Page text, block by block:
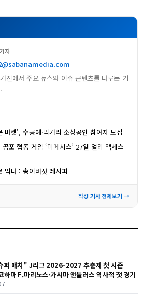
기자
진에서 주요 뉴스와 이슈 콘텐츠를 다루는 기
마켓’, 수공예·먹거리 소상공인 참여자 모집
포 협동 게임 ‘미메시스’ 27일 얼리 액세스
먹다 : 송이버섯 레시피
작성 기사 전체보기 →
퍼 매치" J리그 2026-2027 추춘제 첫 시즌
하마 F.마리노스·가시마 앤틀러스 역사적 첫 경기